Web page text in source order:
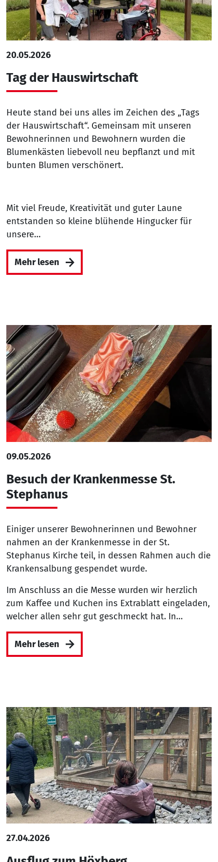
20.05.2026
Tag der Hauswirtschaft
Heute stand bei uns alles im Zeichen des „Tags
der Hauswirtschaft“. Gemeinsam mit unseren
Bewohnerinnen und Bewohnern wurden die
Blumenkästen liebevoll neu bepflanzt und mit
bunten Blumen verschönert.
Mit viel Freude, Kreativität und guter Laune
entstanden so kleine blühende Hingucker für
unsere…
Mehr lesen
09.05.2026
Besuch der Krankenmesse St.
Stephanus
Einiger unserer Bewohnerinnen und Bewohner
nahmen an der Krankenmesse in der St.
Stephanus Kirche teil, in dessen Rahmen auch die
Krankensalbung gespendet wurde.
Im Anschluss an die Messe wurden wir herzlich
zum Kaffee und Kuchen ins Extrablatt eingeladen,
welcher allen sehr gut geschmeckt hat. In…
Mehr lesen
27.04.2026